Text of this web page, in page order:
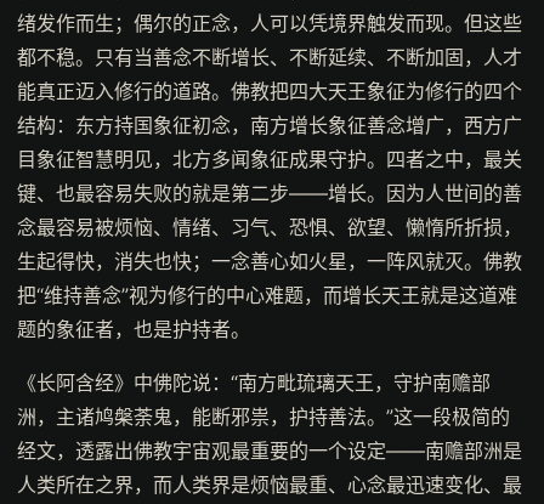
绪发作而生；偶尔的正念，人可以凭境界触发而现。但这些
都不稳。只有当善念不断增长、不断延续、不断加固，人才
能真正迈入修行的道路。佛教把四大天王象征为修行的四个
结构：东方持国象征初念，南方增长象征善念增广，西方广
目象征智慧明见，北方多闻象征成果守护。四者之中，最关
键、也最容易失败的就是第二步——增长。因为人世间的善
念最容易被烦恼、情绪、习气、恐惧、欲望、懒惰所折损，
生起得快，消失也快；一念善心如火星，一阵风就灭。佛教
把“维持善念”视为修行的中心难题，而增长天王就是这道难
题的象征者，也是护持者。
《长阿含经》中佛陀说：“南方毗琉璃天王，守护南赡部
洲，主诸鸠槃荼鬼，能断邪祟，护持善法。”这一段极简的
经文，透露出佛教宇宙观最重要的一个设定——南赡部洲是
人类所在之界，而人类界是烦恼最重、心念最迅速变化、最